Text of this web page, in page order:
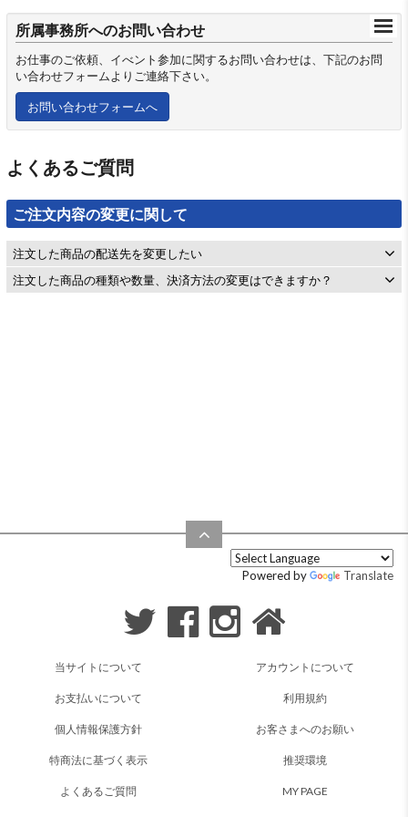
所属事務所へのお問い合わせ
お仕事のご依頼、イべント参加に関するお問い合わせは、下記のお問
い合わせフォームよりご連絡下さい。
お問い合わせフォームへ
よくあるご質問
ご注文内容の変更に関して
注文した商品の配送先を変更したい
注文した商品の種類や数量、決済方法の変更はできますか？
Powered by Translate
当サイトについて アカウントについて
お支払いについて 利用規約
個人情報保護方針 お客さまへのお願い
特商法に基づく表示 推奨環境
よくあるご質問 MY PAGE